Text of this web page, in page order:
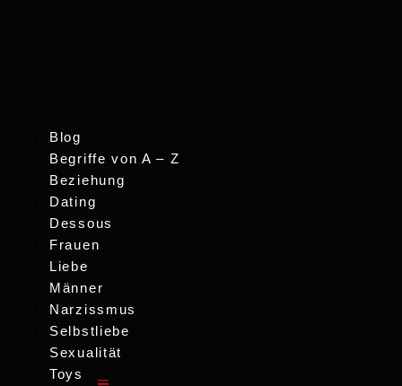
Blog
Begriffe von A – Z
Beziehung
Dating
Dessous
Frauen
Liebe
Männer
Narzissmus
Selbstliebe
Sexualität
Toys